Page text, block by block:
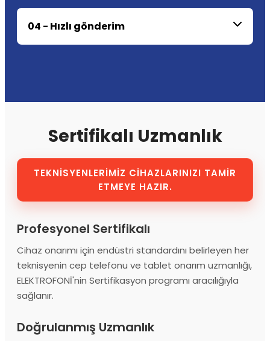
04 - Hızlı gönderim
Sertifikalı Uzmanlık
TEKNİSYENLERİMİZ CİHAZLARINIZI TAMİR
ETMEYE HAZIR.
Profesyonel Sertifikalı
Cihaz onarımı için endüstri standardını belirleyen her
teknisyenin cep telefonu ve tablet onarım uzmanlığı,
ELEKTROFONİ'nin Sertifikasyon programı aracılığıyla
sağlanır.
Doğrulanmış Uzmanlık